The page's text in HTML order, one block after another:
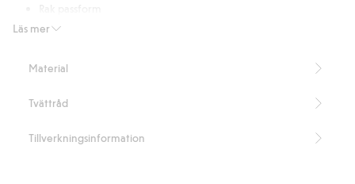
Läs merInnehåller 100% organic in-conversion bomull.
Material
Tvättråd
Tillverkningsinformation